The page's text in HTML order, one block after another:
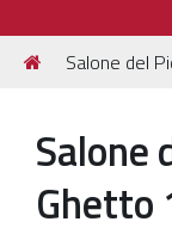
Sezioni
Tu
sei
Salone del
Salone
Ghetto